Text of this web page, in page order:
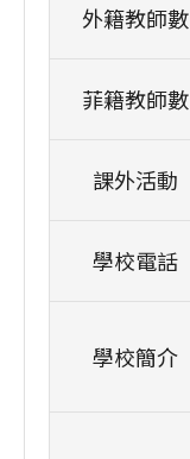
外籍教師數
菲籍教師數
課外活動
學校電話
學校簡介